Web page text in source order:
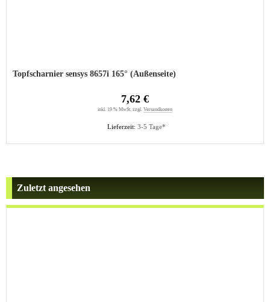
Topfscharnier sensys 8657i 165° (Außenseite)
Lieferzeit: 3-5 Tage*
7,62 €
inkl. 19 % MwSt. zzgl. Versandkosten
Zuletzt angesehen